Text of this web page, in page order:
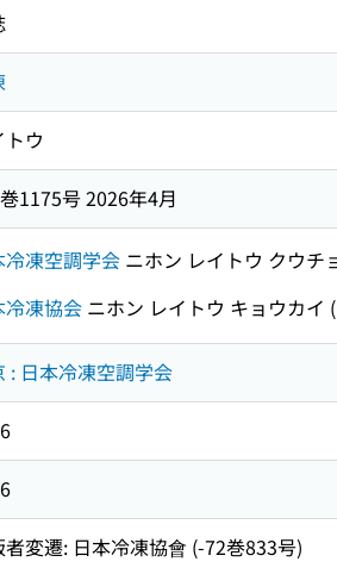
トウ
1175号 2026年4月
冷凍空調学会 ニホン レイトウ クウチ
冷凍協会 ニホン レイトウ キョウカイ (
: 日本冷凍空調学会
者変遷: 日本冷凍協會 (-72巻833号)